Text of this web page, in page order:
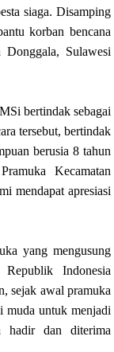
siaga. Disamping
korban bencana
Sulawesi
bertindak sebagai
tersebut, bertindak
berusia 8 tahun
Kecamatan
mendapat apresiasi
yang mengusung
Indonesia
sejak awal pramuka
muda untuk menjadi
hadir dan diterima